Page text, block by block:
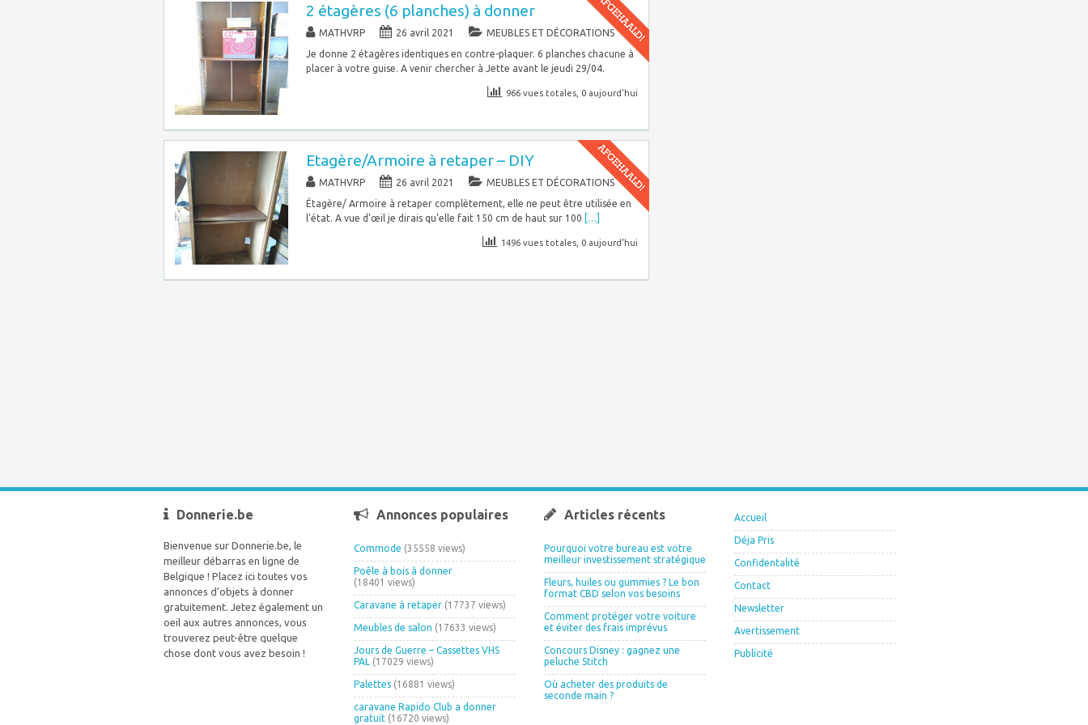
2 étagères (6 planches) à donner
MATHVRP 26 avril 2021
MEUBLES ET DÉCORATIONS
Je donne 2 étagères identiques en contre-plaquer. 6 planches chacune à
placer à votre guise. A venir chercher à Jette avant le jeudi 29/04.
966 vues totales, 0 aujourd'hui
Etagère/Armoire à retaper – DIY
MATHVRP 26 avril 2021
MEUBLES ET DÉCORATIONS
Étagère/ Armoire à retaper complètement, elle ne peut être utilisée en
l’état. A vue d’œil je dirais qu’elle fait 150 cm de haut sur 100 […]
1496 vues totales, 0 aujourd'hui
Donnerie.be
Bienvenue sur Donnerie.be, le
meilleur débarras en ligne de
Belgique ! Placez ici toutes vos
annonces d’objets à donner
gratuitement. Jetez également un
oeil aux autres annonces, vous
trouverez peut-être quelque
chose dont vous avez besoin !
Annonces populaires
Commode (35558 views)
Poêle à bois à donner
(18401 views)
Caravane à retaper (17737 views)
Meubles de salon (17633 views)
Jours de Guerre – Cassettes VHS
PAL (17029 views)
Palettes (16881 views)
caravane Rapido Club a donner
gratuit (16720 views)
Articles récents
Pourquoi votre bureau est votre
meilleur investissement stratégique
Fleurs, huiles ou gummies ? Le bon
format CBD selon vos besoins
Comment protéger votre voiture
et éviter des frais imprévus
Concours Disney : gagnez une
peluche Stitch
Où acheter des produits de
seconde main ?
Accueil
Déja Pris
Confidentalité
Contact
Newsletter
Avertissement
Publicité